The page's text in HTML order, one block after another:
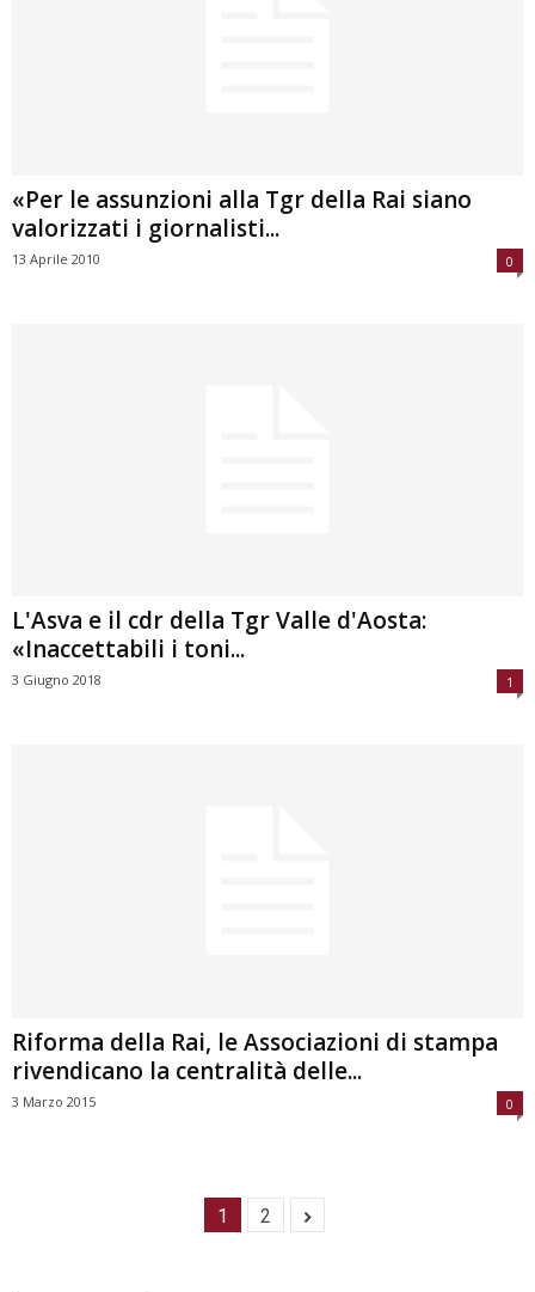
«Per le assunzioni alla Tgr della Rai siano
valorizzati i giornalisti...
13 Aprile 2010 0
L'Asva e il cdr della Tgr Valle d'Aosta:
«Inaccettabili i toni...
3 Giugno 2018 1
Riforma della Rai, le Associazioni di stampa
rivendicano la centralità delle...
3 Marzo 2015 0
1 2